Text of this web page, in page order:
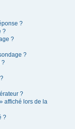
?
?
?
?
?
?
affiché lors de la
?